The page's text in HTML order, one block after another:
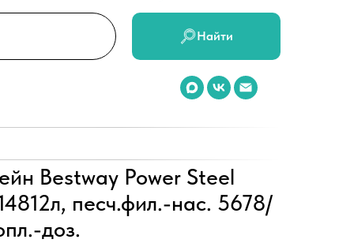
Найти
Bestway Power Steel
песч.фил.-нас. 5678/
доз.